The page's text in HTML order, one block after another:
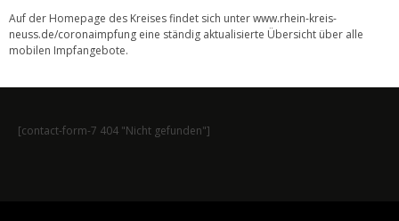
Auf der Homepage des Kreises findet sich unterwww.rhein-kreis-
neuss.de/coronaimpfung eine ständig aktualisierte Übersicht über alle
mobilen Impfangebote.
[contact-form-7 404 "Nicht gefunden"]